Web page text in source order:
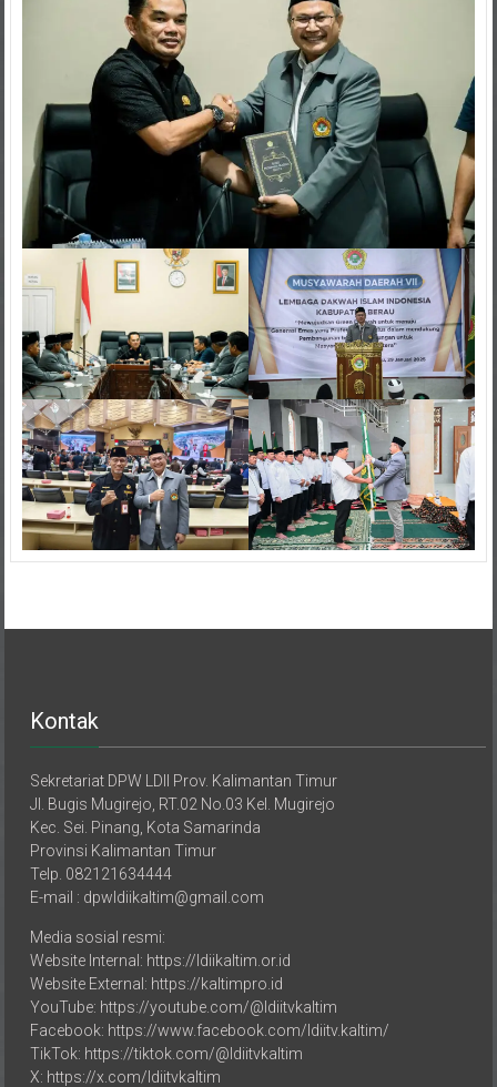
Jl. Bugis Mugirejo, RT.02 No.03 Kel. Mugirejo
Kec. Sei. Pinang, Kota Samarinda
Provinsi Kalimantan Timur
Telp. 082121634444
E-mail : dpwldiikaltim@gmail.com
Website Internal: https://ldiikaltim.or.id
Website External: https://kaltimpro.id
YouTube: https://youtube.com/@ldiitvkaltim
Facebook: https://www.facebook.com/ldiitv.kaltim/
TikTok: https://tiktok.com/@ldiitvkaltim
X: https://x.com/ldiitvkaltim
Instagram: https://instagram.com/ldiitvkaltim